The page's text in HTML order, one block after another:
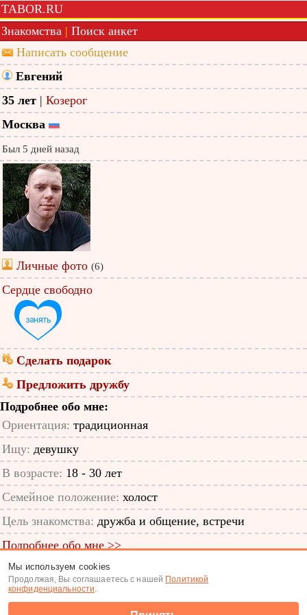
TABOR.RU
Знакомства | Поиск анкет
Написать сообщение
Евгений
35 лет | Козерог
Москва
Был 5 дней назад
Личные фото (6)
Сердце свободно
Сделать подарок
Предложить дружбу
Подробнее обо мне:
Ориентация: традиционная
Ищу: девушку
В возрасте: 18 - 30 лет
Семейное положение: холост
Цель знакомства: дружба и общение, встречи
Подробнее обо мне >>
ID анкеты: 12935364
Знакомства|Поиск анкет
Мы используем cookies
Продолжая, Вы соглашаетесь с нашей Политикой
конфиденциальности.